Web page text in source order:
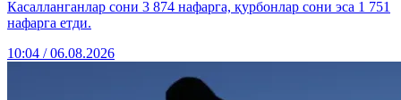
Касалланганлар сони 3 874 нафарга, қурбонлар сони эса 1 751
нафарга етди.
10:04 / 06.08.2026